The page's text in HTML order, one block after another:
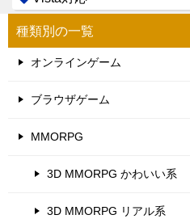
種類別の一覧
オンラインゲーム
ブラウザゲーム
MMORPG
3D MMORPG かわいい系
3D MMORPG リアル系